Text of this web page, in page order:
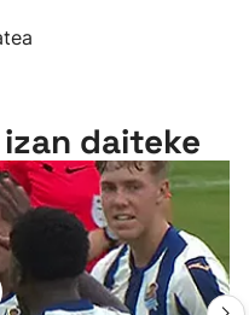
daiteke